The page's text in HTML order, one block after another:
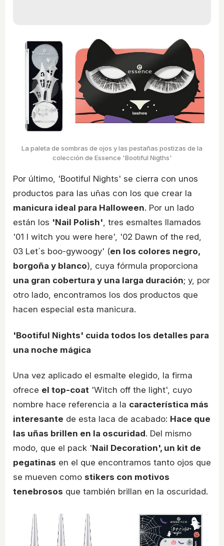
La paleta de sombras de ojos y las pestañas postizas de la
colección de Essence 'Bootiful Nigths'
Por último, 'Bootiful Nights' se cierra con unos
productos para las uñas con los que crear la
manicura ideal para Halloween. Por un lado
están los 'Nail Polish', tres esmaltes llamados
'01 I witch you were here', '02 Dawn of the red,
03 Let´s boo-gywoogy' (en los colores negro,
borgoña y blanco), cuya fórmula proporciona
una gran cobertura y una larga duración; y, por
otro lado, encontramos los dos productos que
hacen especial esta manicura.
'Bootiful Nights' cuida todos los detalles para
una noche mágica
Una vez aplicado el esmalte elegido, la firma
ofrece el top-coat 'Witch off the light', cuyo
nombre hace referencia a la característica más
interesante de esta laca de acabado: Hace que
las uñas brillen en la oscuridad. Del mismo
modo, que el pack 'Nail Decoration', un kit de
pegatinas en el que encontramos tanto ojos que
se mueven como stikers con motivos
tenebrosos que también brillan en la oscuridad.